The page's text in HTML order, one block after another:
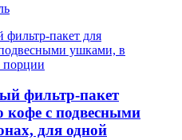
фильтр-пакет
кофе с подвесными
для одной